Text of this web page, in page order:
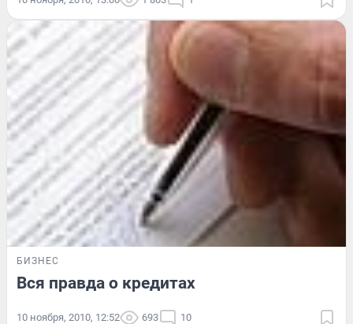
БИЗНЕС
Вся правда о кредитах
10 ноября, 2010, 12:52 693 10